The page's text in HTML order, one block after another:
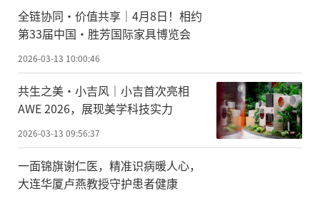
全链协同·价值共享｜4月8日！相约
第33届中国·胜芳国际家具博览会
2026-03-13 10:00:46
共生之美·小吉风｜小吉首次亮相
AWE 2026，展现美学科技实力
2026-03-13 09:56:37
一面锦旗谢仁医，精准识病暖人心，
大连华厦卢燕教授守护患者健康